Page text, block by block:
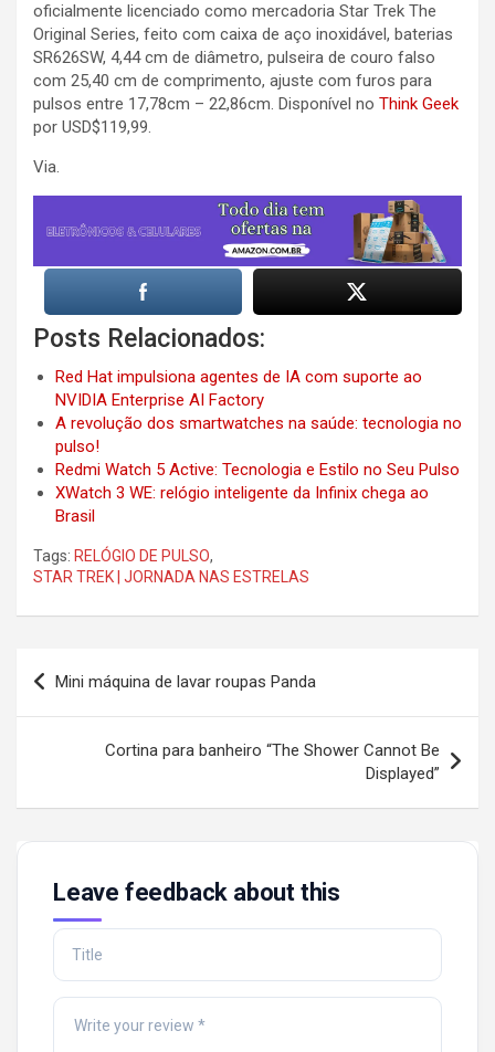
oficialmente licenciado como mercadoria Star Trek The
Original Series, feito com caixa de aço inoxidável, baterias
SR626SW, 4,44 cm de diâmetro, pulseira de couro falso
com 25,40 cm de comprimento, ajuste com furos para
pulsos entre 17,78cm – 22,86cm. Disponível no Think Geek
por USD$119,99.
Via.
Posts Relacionados:
Red Hat impulsiona agentes de IA com suporte ao
NVIDIA Enterprise AI Factory
A revolução dos smartwatches na saúde: tecnologia no
pulso!
Redmi Watch 5 Active: Tecnologia e Estilo no Seu Pulso
XWatch 3 WE: relógio inteligente da Infinix chega ao
Brasil
Tags: RELÓGIO DE PULSO,
STAR TREK | JORNADA NAS ESTRELAS
Post
navigation
Mini máquina de lavar roupas Panda
Cortina para banheiro “The Shower Cannot Be
Displayed”
Leave feedback about this